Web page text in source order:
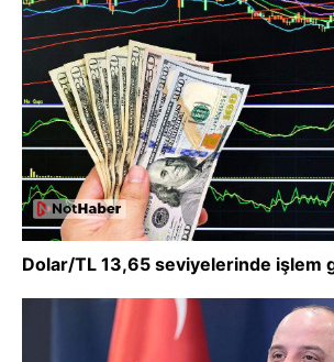
Dolar/TL 13,65 seviyelerinde işlem